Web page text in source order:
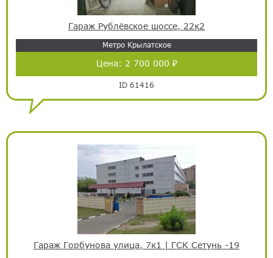
Гараж Рублёвское шоссе, 22к2
Метро Крылатское
Цена: 2 700 000 ₽
ID 61416
Гараж Горбунова улица, 7к1 | ГСК Сетунь -19